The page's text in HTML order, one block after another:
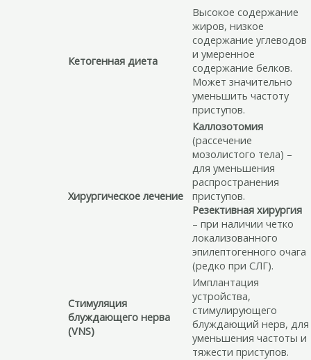
Кетогенная диета
Высокое содержание
жиров, низкое
содержание углеводов
и умеренное
содержание белков.
Может значительно
уменьшить частоту
приступов.
Хирургическое лечение
Каллозотомия
(рассечение
мозолистого тела) –
для уменьшения
распространения
приступов.
Резективная хирургия
– при наличии четко
локализованного
эпилептогенного очага
(редко при СЛГ).
Стимуляция
блуждающего нерва
(VNS)
Имплантация
устройства,
стимулирующего
блуждающий нерв, для
уменьшения частоты и
тяжести приступов.